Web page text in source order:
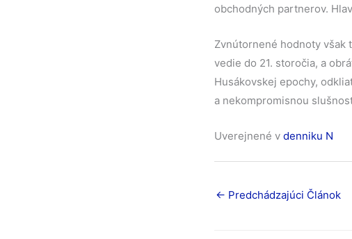
obchodných partnerov.
Zvnútornené hodnoty však
vedie do 21. storočia, a
Husákovskej epochy,
a nekompromisnou
Uverejnené v denniku N
← Predchádzajúci Článok